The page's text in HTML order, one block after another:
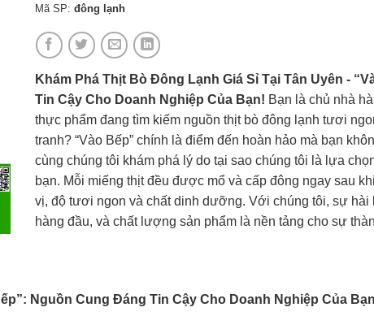
Mã SP: đông lạnh
Khám Phá Thịt Bò Đông Lạnh Giá Sỉ Tại Tân Uyên -
Tin Cậy Cho Doanh Nghiệp Của Bạn! Bạn là chủ nhà
thực phẩm đang tìm kiếm nguồn thịt bò đông lạnh tươi
tranh? “Vào Bếp” chính là điểm đến hoàn hảo mà bạn
cùng chúng tôi khám phá lý do tại sao chúng tôi là lựa
bạn. Mỗi miếng thịt đều được mổ và cấp đông ngay sau
vị, độ tươi ngon và chất dinh dưỡng. Với chúng tôi, sự hài
hàng đầu, và chất lượng sản phẩm là nền tảng cho sự
Nguồn Cung Đáng Tin Cậy Cho Doanh Nghiệp Của